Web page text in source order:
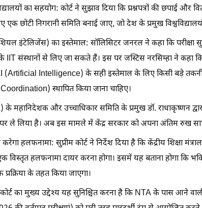
का सहयोग: कोर्ट ने सुझाव दिया कि प्रश्नपत्रों की छपाई और
एक छोटी निगरानी समिति बनाई जाए, जो देश के प्रमुख
इंटेलिजेंस) का इस्तेमाल: सॉलिसिटर जनरल ने कहा कि
संस्थानों से लिए जा सकते हैं। इस पर जस्टिस नरसिम्हा ने कहा
Intelligence) के सही इस्तेमाल के लिए किसी बड़े
स्थापित किया जाना चाहिए।
महानिदेशक और उच्चाधिकार समिति के प्रमुख डॉ. राधाकृष्णन
पर ले लिया है। अब इस मामले में केंद्र सरकार को अपना अंतिम रुख
करेगा हलफनामा: सुप्रीम कोर्ट ने निर्देश दिया है कि केंद्रीय शिक्षा
विस्तृत हलफनामा दायर करना होगा। इसमें यह बताना होगा कि
के तहत किया जाएगा।
का मुख्य उद्देश्य यह सुनिश्चित करना है कि NTA के पास आने